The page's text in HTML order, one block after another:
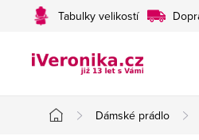
Tabulky velikostí
Domů
Dámské prádlo